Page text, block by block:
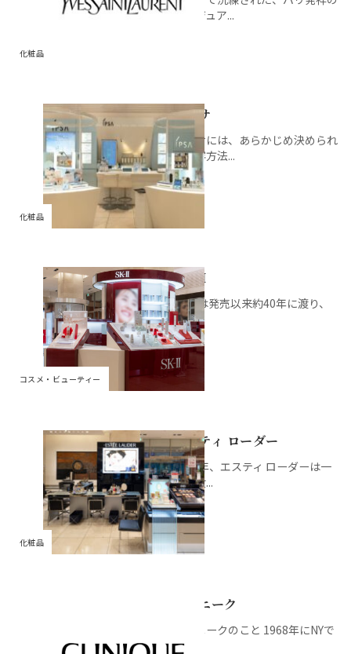
化粧品
ラグジュア...
化粧品
イプサ
イプサには、あらかじめ決められ
た美容方法...
コスメ・ビューティー
SK-II
SK-IIは発売以来約40年に渡り、
人々...
化粧品
エスティ ローダー
1946年、エスティ ローダーは一
人の女...
クリニーク
クリニークのこと 1968年にNYで
誕生...